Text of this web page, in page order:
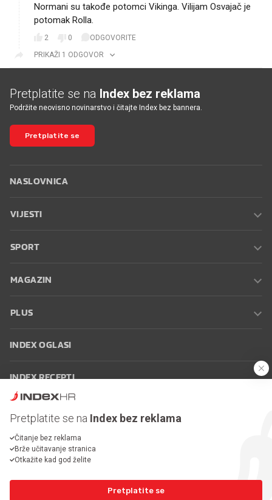
Normani su takođe potomci Vikinga. Vilijam Osvajač je
potomak Rolla.
2 0
ODGOVORITE
PRIKAŽI 1 ODGOVOR
Pretplatite se na Index bez reklama
Podržite neovisno novinarstvo i čitajte Index bez bannera.
Pretplatite se
NASLOVNICA
VIJESTI
SPORT
MAGAZIN
PLUS
INDEX OGLASI
INDEX RECEPTI
Oglašavanje Zaposli se na Indexu
korištenja
Postavke kolačića
Pretplatite se na Index bez reklama
Čitanje bez reklama
Brže učitavanje stranica
Otkažite kad god želite
Pretplatite se